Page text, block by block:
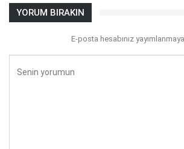
YORUM BIRAKIN
E-posta hesabınız